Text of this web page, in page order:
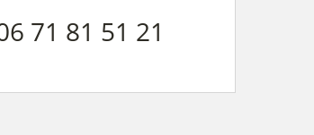
71 81 51 21